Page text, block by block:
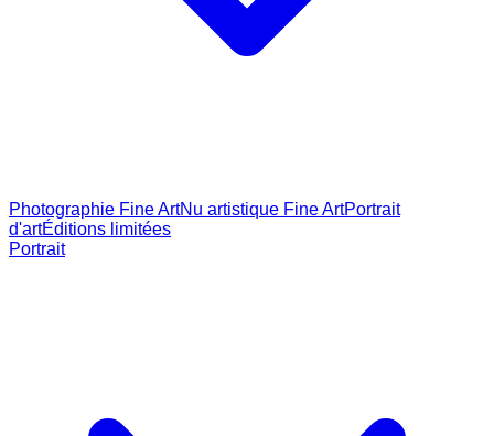
Photographie Fine ArtNu artistique Fine ArtPortrait
d'artÉditions limitées
Portrait